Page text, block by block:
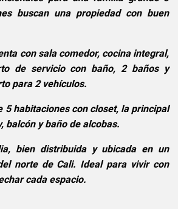
buscan una propiedad con buen
con sala comedor, cocina integral,
de servicio con baño, 2 baños y
para 2 vehículos.
5 habitaciones con closet, la principal
balcón y baño de alcobas.
bien distribuida y ubicada en un
norte de Cali. Ideal para vivir con
cada espacio.